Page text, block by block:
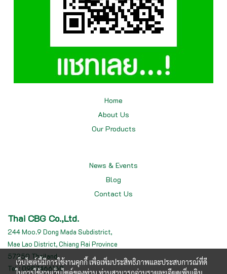
Home
About Us
Our Products
News & Events
Blog
Contact Us
Thai CBG Co.,Ltd.
244 Moo.9 Dong Mada Subdistrict,
Mae Lao District, Chiang Rai Province
57250 Thailand
Tel : 0987466160
เว็บไซต์นี้มีการใช้งานคุกกี้ เพื่อเพิ่มประสิทธิภาพและประสบการณ์ที่ดี